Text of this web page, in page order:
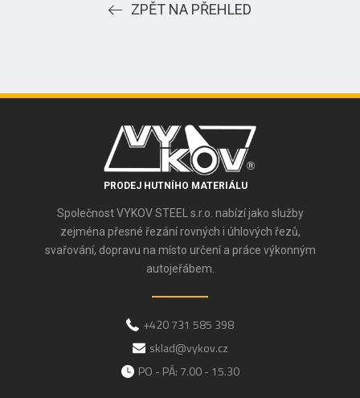
ZPĚT NA PŘEHLED
PRODEJ HUTNÍHO MATERIÁLU
Společnost VYKOV STEEL s.r.o. nabízí jako služby
zejména přesné řezání rovných i úhlových řezů,
svařování, dopravu na místo určení a práce výkonným
autojeřábem.
+420 731 585 398
sklad@vykov.cz
PO - PÁ: 7.00 - 15.30